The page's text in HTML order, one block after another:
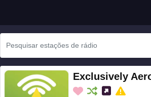
Exclusively